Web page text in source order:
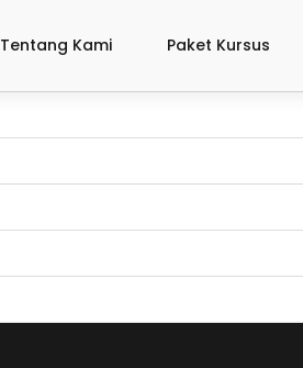
Tentang Kami Paket Kursus